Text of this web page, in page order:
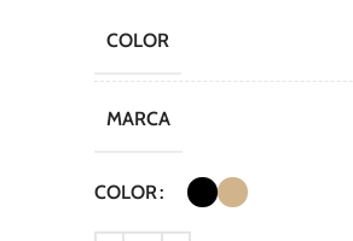
COLOR
MARCA
COLOR